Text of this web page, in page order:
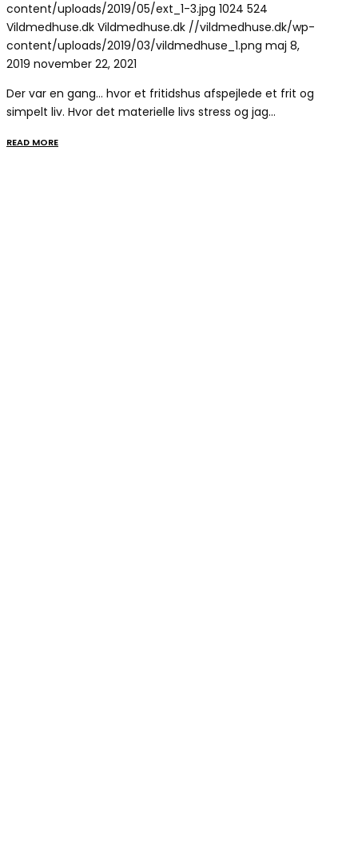
content/uploads/2019/05/ext_1-3.jpg 1024 524
Vildmedhuse.dk Vildmedhuse.dk //vildmedhuse.dk/wp-
content/uploads/2019/03/vildmedhuse_1.png maj 8,
2019 november 22, 2021
Der var en gang… hvor et fritidshus afspejlede et frit og
simpelt liv. Hvor det materielle livs stress og jag…
READ MORE